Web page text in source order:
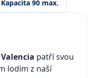
Kapacita 90 max.
patří svou
lodím z naší